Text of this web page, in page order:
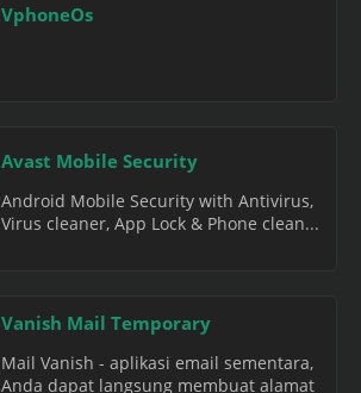
VphoneOs
Avast Mobile Security
Android Mobile Security with Antivirus,
Virus cleaner, App Lock & Phone clean...
Vanish Mail Temporary
Mail Vanish - aplikasi email sementara,
Anda dapat langsung membuat alamat